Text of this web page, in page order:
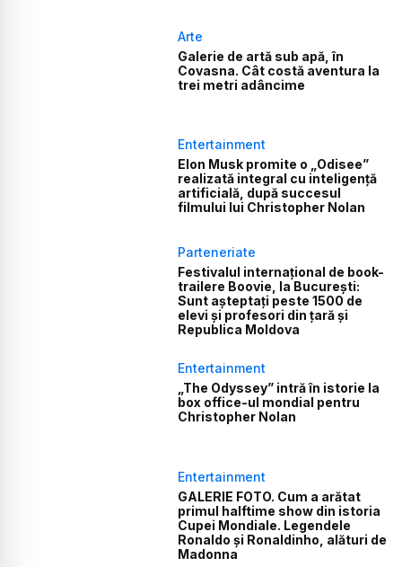
Arte
Galerie de artă sub apă, în
Covasna. Cât costă aventura la
trei metri adâncime
Entertainment
Elon Musk promite o „Odisee”
realizată integral cu inteligență
artificială, după succesul
filmului lui Christopher Nolan
Parteneriate
Festivalul internațional de book-
trailere Boovie, la București:
Sunt așteptați peste 1500 de
elevi și profesori din țară și
Republica Moldova
Entertainment
„The Odyssey” intră în istorie la
box office-ul mondial pentru
Christopher Nolan
Entertainment
GALERIE FOTO. Cum a arătat
primul halftime show din istoria
Cupei Mondiale. Legendele
Ronaldo și Ronaldinho, alături de
Madonna